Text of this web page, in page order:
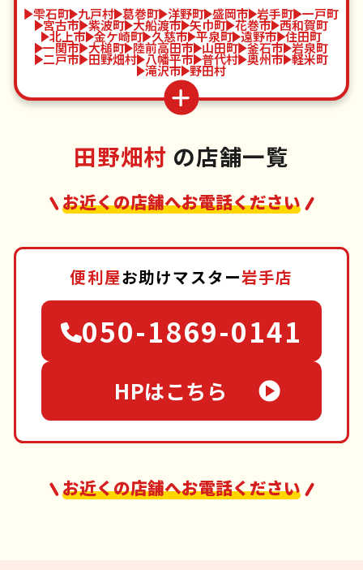
雫石町 九戸村 葛巻町 洋野町 盛岡市 岩手町 一戸町
宮古市 紫波町 大船渡市 矢巾町 花巻市 西和賀町
北上市 金ケ崎町 久慈市 平泉町 遠野市 住田町
一関市 大槌町 陸前高田市 山田町 釜石市 岩泉町
二戸市 田野畑村 八幡平市 普代村 奥州市 軽米町
滝沢市 野田村
田野畑村 の店舗一覧
お近くの店舗へお電話ください
便利屋お助けマスター岩手店
050-1869-0141
HPはこちら
お近くの店舗へお電話ください